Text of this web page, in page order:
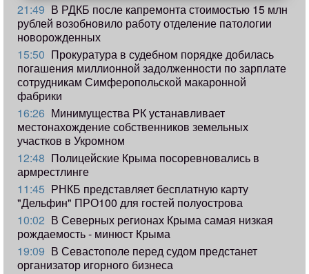
21:49 В РДКБ после капремонта стоимостью 15 млн
рублей возобновило работу отделение патологии
новорожденных
15:50 Прокуратура в судебном порядке добилась
погашения миллионной задолженности по зарплате
сотрудникам Симферопольской макаронной
фабрики
16:26 Минимущества РК устанавливает
местонахождение собственников земельных
участков в Укромном
12:48 Полицейские Крыма посоревновались в
армрестлинге
11:45 РНКБ представляет бесплатную карту
"Дельфин" ПРО100 для гостей полуострова
10:02 В Северных регионах Крыма самая низкая
рождаемость - минюст Крыма
19:09 В Севастополе перед судом предстанет
организатор игорного бизнеса